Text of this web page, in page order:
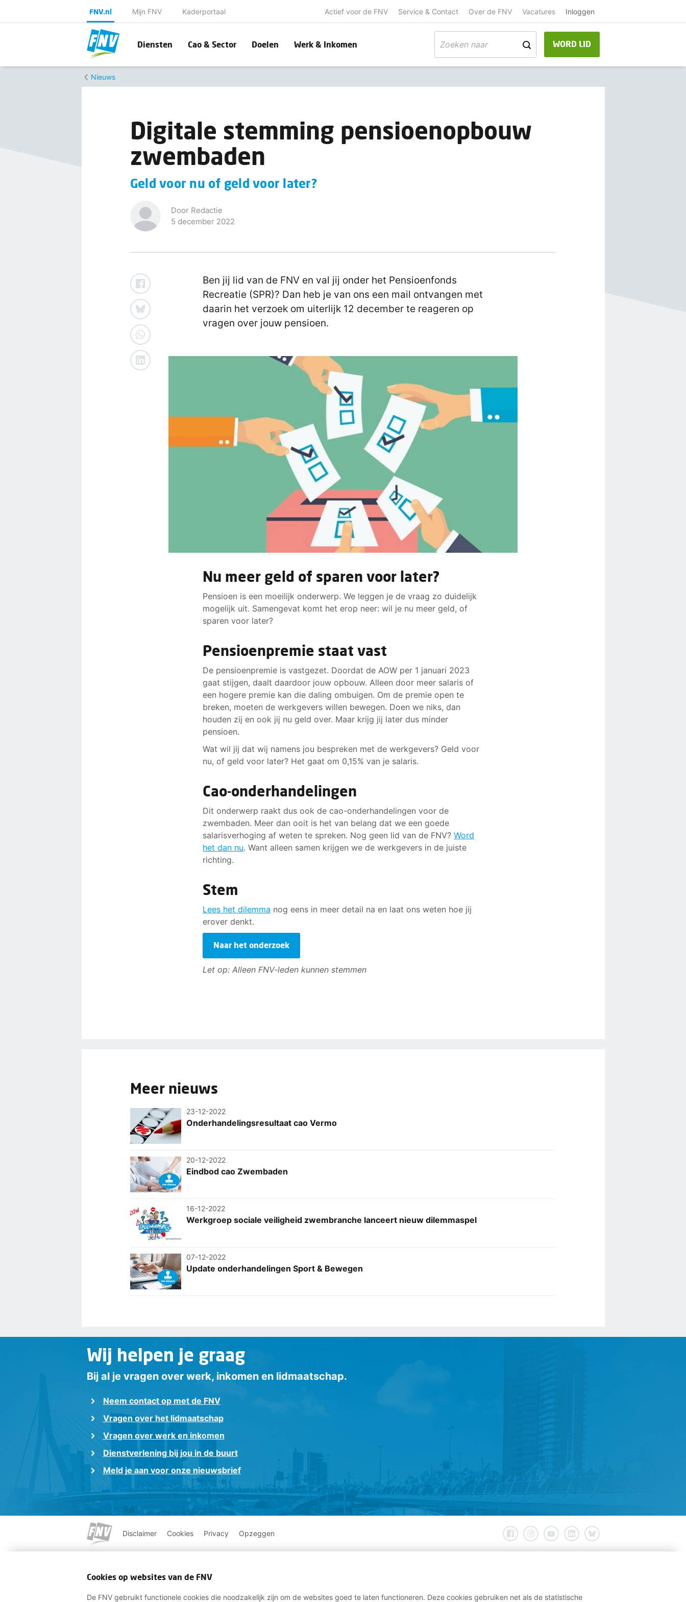
FNV.nl Mijn FNV Kaderportaal Actief voor de FNV Service & Contact Over de FNV Vacatures Inloggen
Diensten Cao & Sector Doelen Werk & Inkomen WORD LID
Nieuws
Digitale stemming pensioenopbouw
zwembaden
Geld voor nu of geld voor later?
Door Redactie
5 december 2022
Ben jij lid van de FNV en val jij onder het Pensioenfonds
Recreatie (SPR)? Dan heb je van ons een mail ontvangen met
daarin het verzoek om uiterlijk 12 december te reageren op
vragen over jouw pensioen.
Nu meer geld of sparen voor later?
Pensioen is een moeilijk onderwerp. We leggen je de vraag zo duidelijk
mogelijk uit. Samengevat komt het erop neer: wil je nu meer geld, of
sparen voor later?
Pensioenpremie staat vast
De pensioenpremie is vastgezet. Doordat de AOW per 1 januari 2023
gaat stijgen, daalt daardoor jouw opbouw. Alleen door meer salaris of
een hogere premie kan die daling ombuigen. Om de premie open te
breken, moeten de werkgevers willen bewegen. Doen we niks, dan
houden zij en ook jij nu geld over. Maar krijg jij later dus minder
pensioen.
Wat wil jij dat wij namens jou bespreken met de werkgevers? Geld voor
nu, of geld voor later? Het gaat om 0,15% van je salaris.
Cao-onderhandelingen
Dit onderwerp raakt dus ook de cao-onderhandelingen voor de
zwembaden. Meer dan ooit is het van belang dat we een goede
salarisverhoging af weten te spreken. Nog geen lid van de FNV?Word
het dan nu. Want alleen samen krijgen we de werkgevers in de juiste
richting.
Stem
Lees het dilemma nog eens in meer detail na en laat ons weten hoe jij
erover denkt.
Naar het onderzoek
Let op: Alleen FNV-leden kunnen stemmen
Meer nieuws
23-12-2022
Onderhandelingsresultaat cao Vermo
20-12-2022
Eindbod cao Zwembaden
16-12-2022
Werkgroep sociale veiligheid zwembranche lanceert nieuw dilemmaspel
07-12-2022
Update onderhandelingen Sport & Bewegen
Wij helpen je graag
Bij al je vragen over werk, inkomen en lidmaatschap.
Neem contact op met de FNV
Vragen over het lidmaatschap
Vragen over werk en inkomen
Dienstverlening bij jou in de buurt
Meld je aan voor onze nieuwsbrief
Disclaimer Cookies Privacy Opzeggen
Cookies op websites van de FNV
De FNV gebruikt functionele cookies die noodzakelijk zijn om de websites goed te laten functioneren. Deze cookies gebruiken net als de statistische